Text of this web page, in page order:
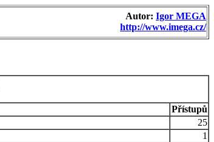
Autor: Igor MEGA
http://www.imega.cz/
Přístupů
25
1